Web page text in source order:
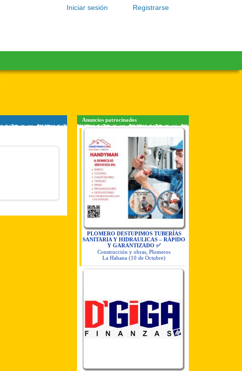
Registrarse
Iniciar sesión
Anuncios patrocinados
PLOMERO DESTUPIMOS TUBERÍAS
SANITARIA Y HIDRAULICAS – RÁPIDO
Y GARANTIZADO ✅
Construcción y obras, Plomeros
La Habana (10 de Octubre)